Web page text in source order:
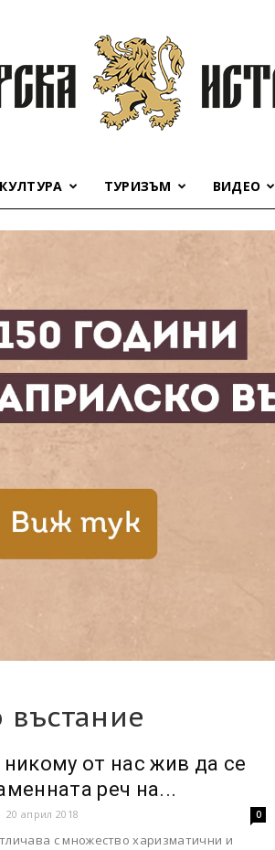
история
КУЛТУРА ТУРИЗЪМ ВИДЕО
никому от нас жив да се
реч на...
20 април 2018 0
с множество харизматични и